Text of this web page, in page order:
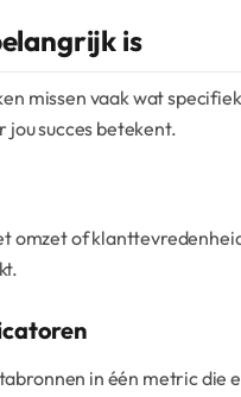
is
missen vaak wat
jou succes betekent.
omzet of
in één metric die